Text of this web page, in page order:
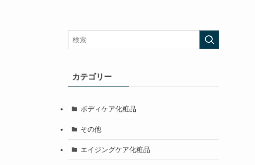
カテゴリー
ボディケア化粧品
その他
エイジングケア化粧品